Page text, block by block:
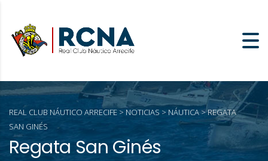
Regata San Ginés
REAL CLUB NÁUTICO ARRECIFE > NOTICIAS > NÁUTICA>REGATA
SAN GINÉS